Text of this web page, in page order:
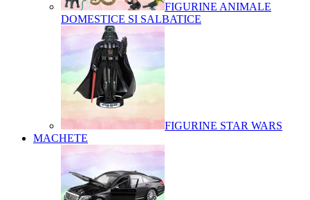
FIGURINE ANIMALE
DOMESTICE SI SALBATICE
FIGURINE STAR WARS
MACHETE